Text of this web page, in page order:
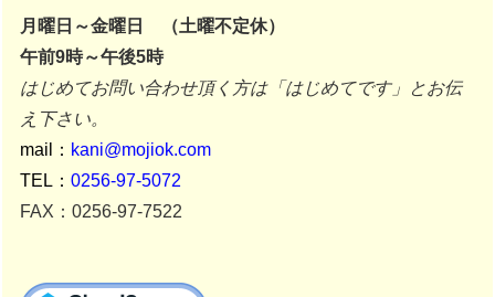
月曜日～金曜日 （土曜不定休）
午前9時～午後5時
はじめてお問い合わせ頂く方は「はじめてです」とお伝
え下さい。
mail： kani@mojiok.com
TEL：0256-97-5072
FAX：0256-97-7522